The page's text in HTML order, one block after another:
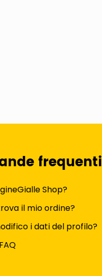
frequenti
Shop?
il mio ordine?
i dati del profilo?